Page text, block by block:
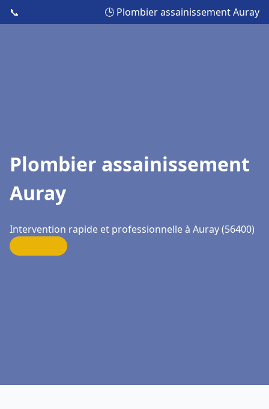
📞 🕒 Plombier assainissement Auray
Plombier assainissement
Auray
Intervention rapide et professionnelle à Auray (56400)